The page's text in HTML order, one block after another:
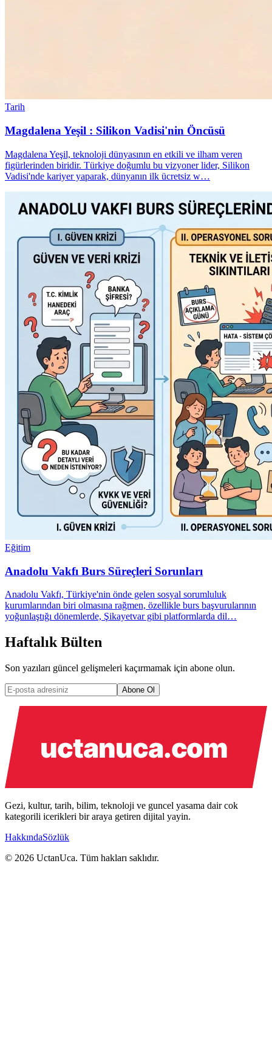
Tarih
Magdalena Yeşil : Silikon Vadisi'nin Öncüsü
Magdalena Yeşil, teknoloji dünyasının en etkili ve ilham veren
figürlerinden biridir. Türkiye doğumlu bu vizyoner lider, Silikon
Vadisi'nde kariyer yaparak, dünyanın ilk ücretsiz w…
Eğitim
Anadolu Vakfı Burs Süreçleri Sorunları
Anadolu Vakfı, Türkiye'nin önde gelen sosyal sorumluluk
kurumlarından biri olmasına rağmen, özellikle burs başvurularının
yoğunlaştığı dönemlerde, Şikayetvar gibi platformlarda dil…
Haftalık Bülten
Son yazıları güncel gelişmeleri kaçırmamak için abone olun.
Abone Ol
Gezi, kultur, tarih, bilim, teknoloji ve guncel yasama dair cok
kategorili icerikleri bir araya getiren dijital yayin.
HakkındaSözlük
© 2026 UctanUca. Tüm hakları saklıdır.